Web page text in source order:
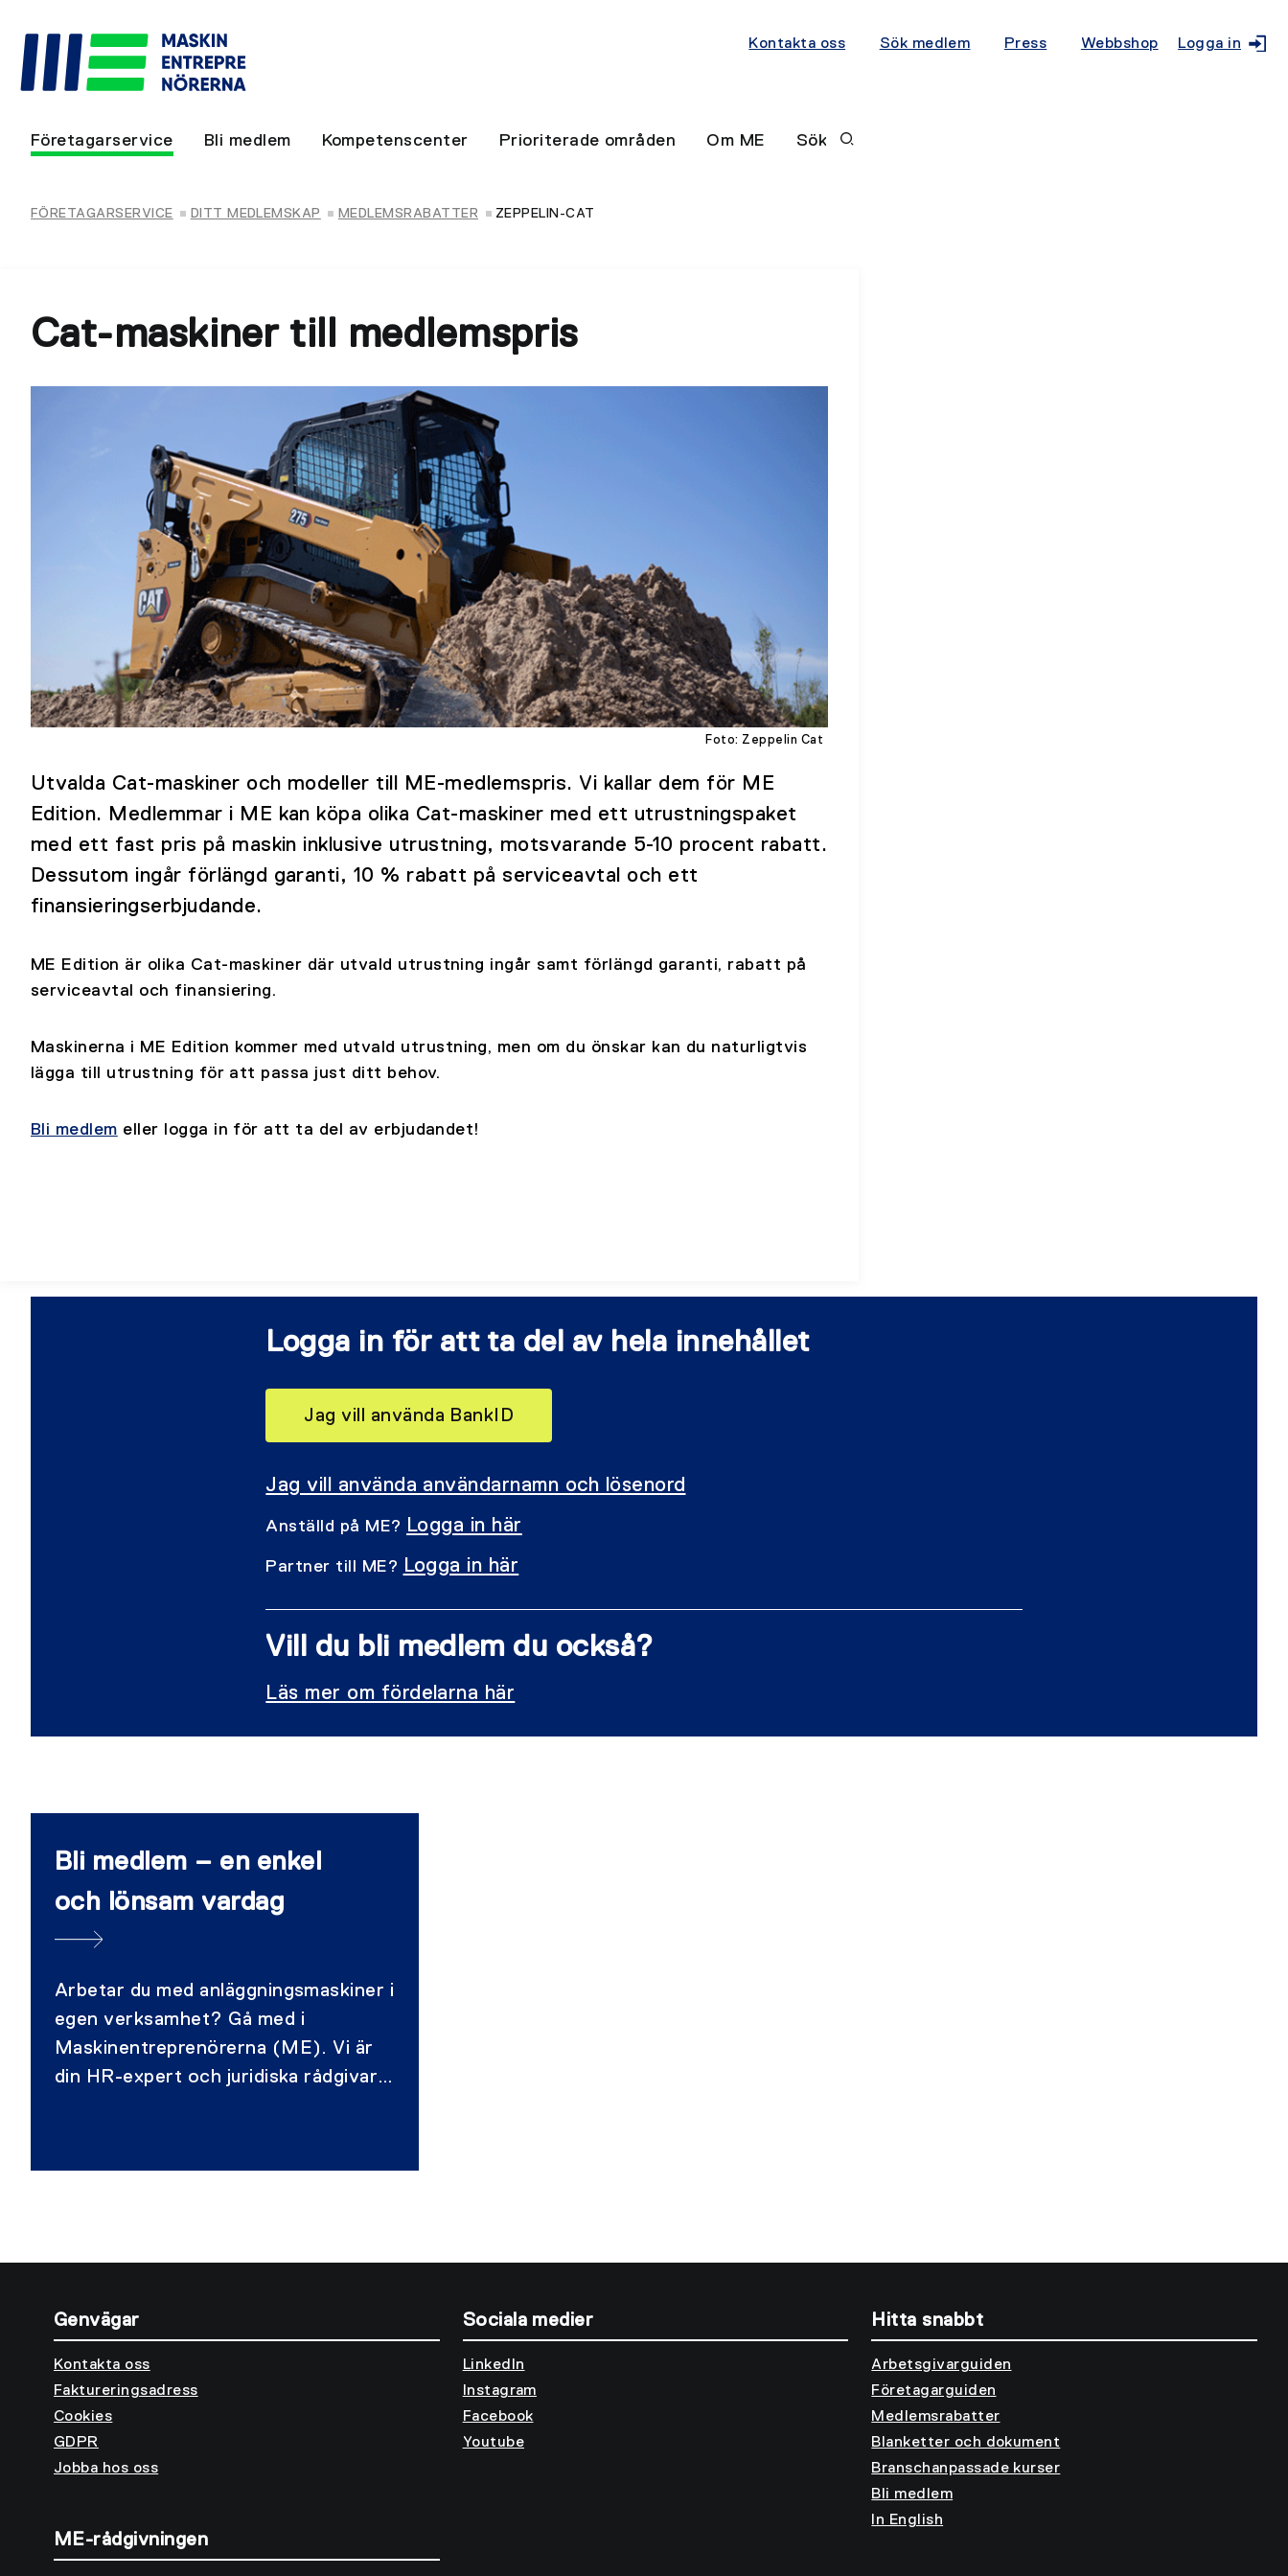
Kontakta oss Sök medlem Press Webbshop Logga in
Företagarservice Bli medlem Kompetenscenter Prioriterade områden Om ME Sök
FÖRETAGARSERVICE DITT MEDLEMSKAP MEDLEMSRABATTER ZEPPELIN-CAT
Cat-maskiner till medlemspris
Foto: Zeppelin Cat
Utvalda Cat-maskiner och modeller till ME-medlemspris. Vi kallar dem för ME
Edition. Medlemmar i ME kan köpa olika Cat-maskiner med ett utrustningspaket
med ett fast pris på maskin inklusive utrustning, motsvarande 5-10 procent rabatt.
Dessutom ingår förlängd garanti, 10 % rabatt på serviceavtal och ett
finansieringserbjudande.
ME Edition är olika Cat-maskiner där utvald utrustning ingår samt förlängd garanti, rabatt på
serviceavtal och finansiering.
Maskinerna i ME Edition kommer med utvald utrustning, men om du önskar kan du naturligtvis
lägga till utrustning för att passa just ditt behov.
Bli medlem eller logga in för att ta del av erbjudandet!
Logga in för att ta del av hela innehållet
Jag vill använda BankID
Jag vill använda användarnamn och lösenord
Anställd på ME? Logga in här
Partner till ME? Logga in här
Vill du bli medlem du också?
Läs mer om fördelarna här
Bli medlem – en enkel
och lönsam vardag
Arbetar du med anläggningsmaskiner i
egen verksamhet? Gå med i
Maskinentreprenörerna (ME). Vi är
din HR-expert och juridiska rådgivare.
Genvägar
Kontakta oss
Faktureringsadress
Cookies
GDPR
Jobba hos oss
ME-rådgivningen
Sociala medier
LinkedIn
Instagram
Facebook
Youtube
Hitta snabbt
Arbetsgivarguiden
Företagarguiden
Medlemsrabatter
Blanketter och dokument
Branschanpassade kurser
Bli medlem
In English